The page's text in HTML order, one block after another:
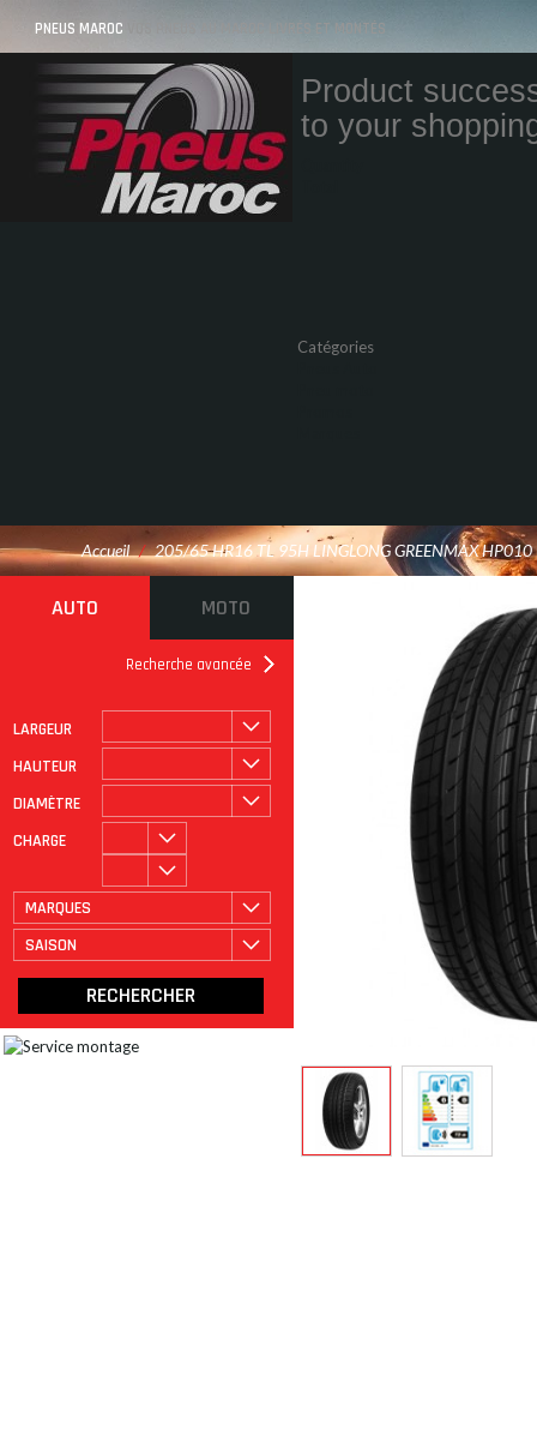
PNEUS MAROC VOS PNEUS AU MAROC LIVRÉS ET MONTÉS
Product
to your
Catégories
Accueil / 205/65 HR16 TL 95H LINGLONG GREENMAX HP010
AUTO MOTO
Recherche avancée
LARGEUR
HAUTEUR
DIAMÈTRE
CHARGE
MARQUES
SAISON
ROULAGE À PLAT